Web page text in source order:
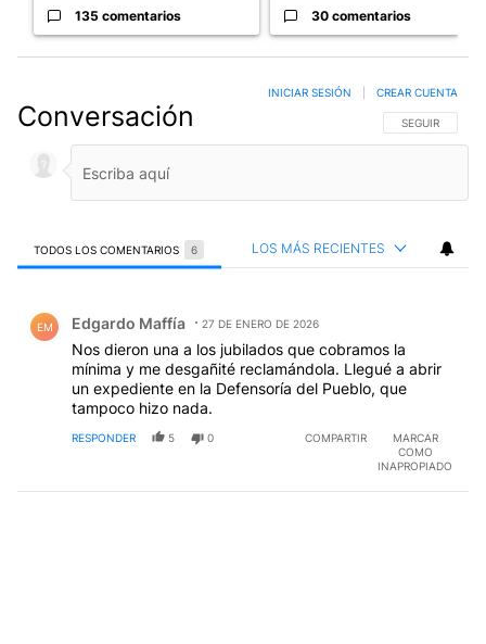
135 comentarios 30 comentarios
Conversación SIGA ESTA
SEGUIR
INICIAR SESIÓN CREAR CUENTA
TODOS LOS COMENTARIOS 6 LOS MÁS RECIENTES
EM Edgardo Maffía 27 DE ENERO DE 2026
Nos dieron una a los jubilados que cobramos la
mínima y me desgañité reclamándola. Llegué a abrir
un expediente en la Defensoría del Pueblo, que
tampoco hizo nada.
RESPONDER 5 0 COMPARTIR
MARCAR
COMO
INAPROPIADO